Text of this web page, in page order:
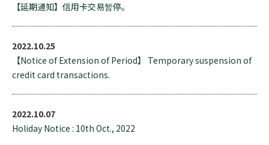
【延期通知】信用卡交易暂停。
2022.10.25
【Notice of Extension of Period】 Temporary suspension of
credit card transactions.
2022.10.07
Holiday Notice : 10th Oct., 2022